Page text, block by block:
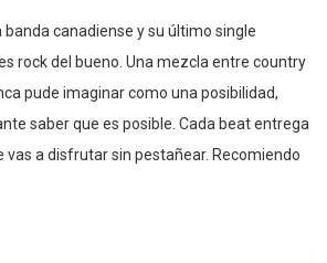
banda canadiense y su último single
es rock del bueno. Una mezcla entre country
pude imaginar como una posibilidad,
saber que es posible. Cada beat entrega
vas a disfrutar sin pestañear. Recomiendo